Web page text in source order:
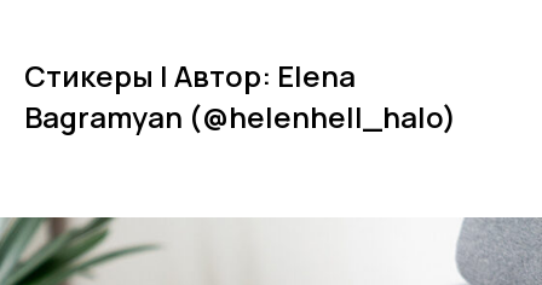
Стикеры | Автор: Elena
Bagramyan (@helenhell_halo)